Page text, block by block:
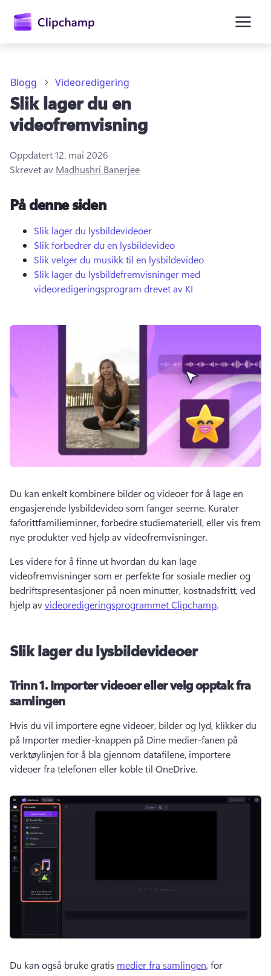
Prøv gratis
Blogg Videoredigering
Slik lager du en
videofremvisning
Oppdatert12. mai 2026
Skrevet av Madhushri Banerjee
På denne siden
Slik lager du lysbildevideoer
Slik forbedrer du en lysbildevideo
Slik velger du musikk til en lysbildevideo
Slik lager du lysbildefremvisninger med
videoredigeringsprogram drevet av KI
Du kan enkelt kombinere bilder og videoer for å lage en
engasjerende lysbildevideo som fanger seerne. Kurater
faforittfamilieminner, forbedre studiemateriell, eller vis frem
nye produkter ved hjelp av videofremvisninger.
Les videre for å finne ut hvordan du kan lage
videofremvisninger som er perfekte for sosiale medier og
bedriftspresentasjoner på noen minutter, kostnadsfritt, ved
hjelp av videoredigeringsprogrammet Clipchamp.
Slik lager du lysbildevideoer
Trinn 1.Importer videoer eller velg opptak fra
samlingen
Hvis du vil importere egne videoer, bilder og lyd, klikker du
på Importer medier-knappen på Dine medier-fanen på
verktøylinjen for å bla gjennom datafilene, importere
videoer fra telefonen eller koble til OneDrive.
Du kan også bruke gratis medier fra samlingen, for